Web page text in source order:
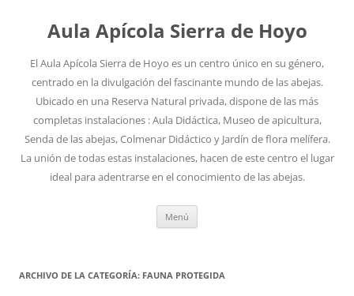
Aula Apícola Sierra de Hoyo
El Aula Apícola Sierra de Hoyo es un centro único en su género,
centrado en la divulgación del fascinante mundo de las abejas.
Ubicado en una Reserva Natural privada, dispone de las más
completas instalaciones : Aula Didáctica, Museo de apicultura,
Senda de las abejas, Colmenar Didáctico y Jardín de flora melífera.
La unión de todas estas instalaciones, hacen de este centro el lugar
ideal para adentrarse en el conocimiento de las abejas.
Menú
ARCHIVO DE LA CATEGORÍA: FAUNA PROTEGIDA